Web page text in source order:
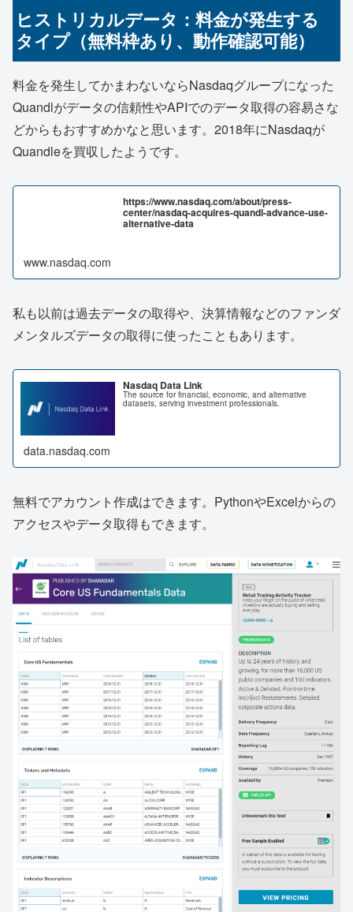
ヒストリカルデータ：料金が発生する
タイプ（無料枠あり、動作確認可能）
料金を発生してかまわないならNasdaqグループになった
Quandlがデータの信頼性やAPIでのデータ取得の容易さな
どからもおすすめかなと思います。2018年にNasdaqが
Quandleを買収したようです。
https://www.nasdaq.com/about/press-
center/nasdaq-acquires-quandl-advance-use-
alternative-data
www.nasdaq.com
私も以前は過去データの取得や、決算情報などのファンダ
メンタルズデータの取得に使ったこともあります。
Nasdaq Data Link
The source for financial, economic, and alternative
datasets, serving investment professionals.
data.nasdaq.com
無料でアカウント作成はできます。PythonやExcelからの
アクセスやデータ取得もできます。